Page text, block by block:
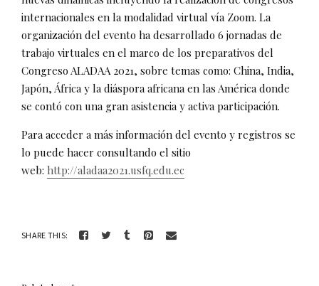
internacionales en la modalidad virtual vía Zoom. La
organización del evento ha desarrollado 6 jornadas de
trabajo virtuales en el marco de los preparativos del
Congreso ALADAA 2021, sobre temas como: China, India,
Japón, África y la diáspora africana en las América donde
se contó con una gran asistencia y activa participación.
Para acceder a más información del evento y registros se
lo puede hacer consultando el sitio
web: http://aladaa2021.usfq.edu.ec
SHARE THIS: